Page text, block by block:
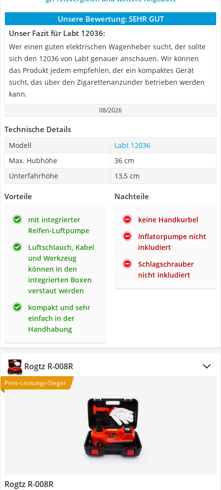
Unsere Bewertung: SEHR GUT
Unser Fazit für Labt 12036:
Wer einen guten elektrischen Wagenheber sucht, der sollte
sich den 12036 von Labt genauer anschauen. Wir können
das Produkt jedem empfehlen, der ein kompaktes Gerät
sucht, das über den Zigarettenanzünder betrieben werden
kann.
08/2026
Technische Details
Modell
Labt 12036
Max. Hubhöhe
36 cm
Unterfahrhöhe
13,5 cm
Vorteile
mit integrierter
Reifen-Luftpumpe
Luftschlauch, Kabel
und Werkzeug
können in den
integrierten Boxen
verstaut werden
kompakt und sehr
einfach in der
Handhabung
Nachteile
keine Handkurbel
Inflatorpumpe nicht
inkludiert
Schlagschrauber
nicht inkludiert
Rogtz ‎R-008R
Preis-Leistungs-Sieger
Rogtz ‎R-008R